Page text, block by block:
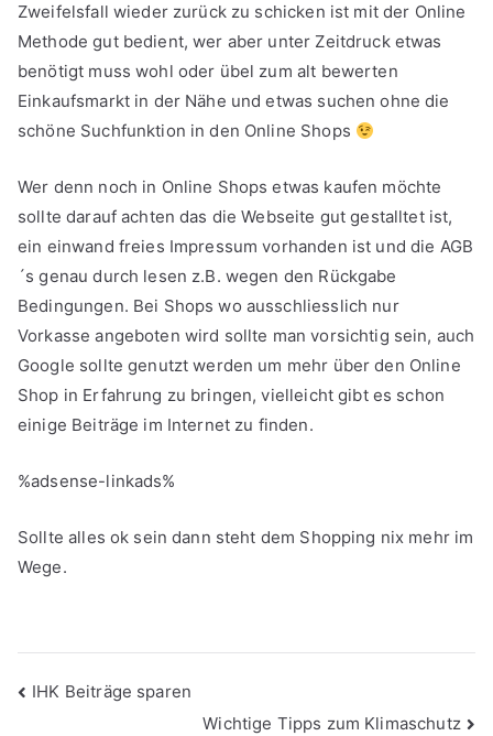
Zweifelsfall wieder zurück zu schicken ist mit der Online
Methode gut bedient, wer aber unter Zeitdruck etwas
benötigt muss wohl oder übel zum alt bewerten
Einkaufsmarkt in der Nähe und etwas suchen ohne die
schöne Suchfunktion in den Online Shops
Wer denn noch in Online Shops etwas kaufen möchte
sollte darauf achten das die Webseite gut gestalltet ist,
ein einwand freies Impressum vorhanden ist und die AGB
´s genau durch lesen z.B. wegen den Rückgabe
Bedingungen. Bei Shops wo ausschliesslich nur
Vorkasse angeboten wird sollte man vorsichtig sein, auch
Google sollte genutzt werden um mehr über den Online
Shop in Erfahrung zu bringen, vielleicht gibt es schon
einige Beiträge im Internet zu finden.
%adsense-linkads%
Sollte alles ok sein dann steht dem Shopping nix mehr im
Wege.
Beitragsnavigation
IHK Beiträge sparen
Wichtige Tipps zum Klimaschutz